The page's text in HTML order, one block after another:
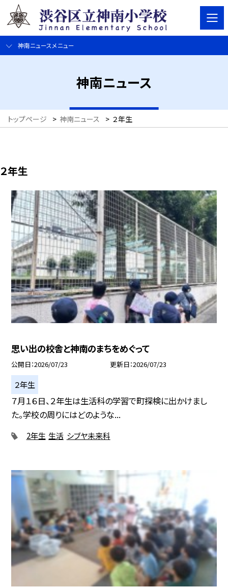
神南ニュースメニュー
神南ニュース
トップページ > 神南ニュース > ２年生
２年生
思い出の校舎と神南のまちをめぐって
公開日 2026/07/23 更新日 2026/07/23
２年生
７月１６日、２年生は生活科の学習で町探検に出かけまし
た。学校の周りにはどのような...
2年生 生活 シブヤ未来科